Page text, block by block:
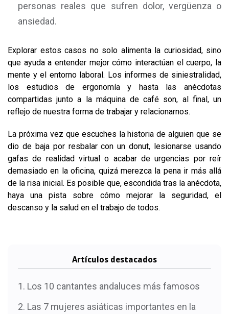
personas reales que sufren dolor, vergüenza o
ansiedad.
Explorar estos casos no solo alimenta la curiosidad, sino
que ayuda a entender mejor cómo interactúan el cuerpo, la
mente y el entorno laboral. Los informes de siniestralidad,
los estudios de ergonomía y hasta las anécdotas
compartidas junto a la máquina de café son, al final, un
reflejo de nuestra forma de trabajar y relacionarnos.
La próxima vez que escuches la historia de alguien que se
dio de baja por resbalar con un donut, lesionarse usando
gafas de realidad virtual o acabar de urgencias por reír
demasiado en la oficina, quizá merezca la pena ir más allá
de la risa inicial. Es posible que, escondida tras la anécdota,
haya una pista sobre cómo mejorar la seguridad, el
descanso y la salud en el trabajo de todos.
Artículos destacados
Los 10 cantantes andaluces más famosos
Las 7 mujeres asiáticas importantes en la